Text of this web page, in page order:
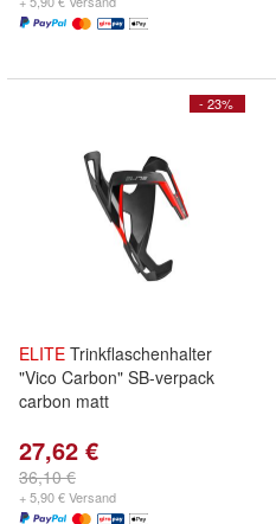
- 23%
ELITE Trinkflaschenhalter
"Vico Carbon" SB-verpack
carbon matt
27,62 €
36,10 €
+ 5,90 € Versand